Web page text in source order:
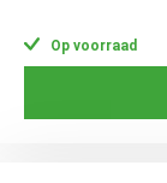
Op voorraad